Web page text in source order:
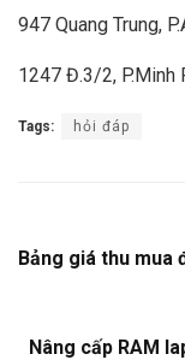
947 Quang Trung,
1247 Đ.3/2, P.Minh
Tags: hỏi đáp
Bảng giá thu mua
Nâng cấp RAM